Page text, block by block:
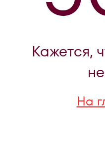
Кажется,
На